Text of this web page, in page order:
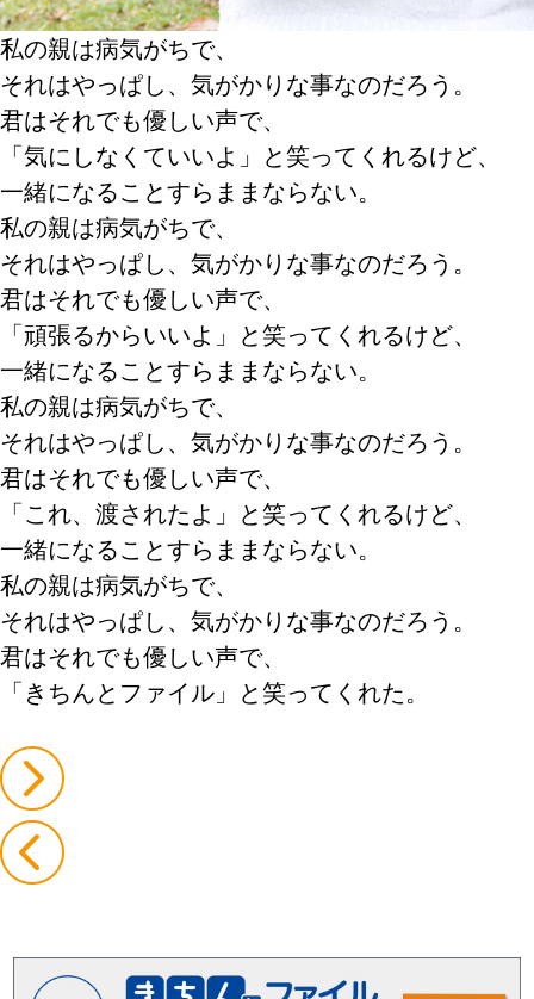
私の親は病気がちで、
それはやっぱし、気がかりな事なのだろう。
君はそれでも優しい声で、
「気にしなくていいよ」と笑ってくれるけど、
一緒になることすらままならない。
私の親は病気がちで、
それはやっぱし、気がかりな事なのだろう。
君はそれでも優しい声で、
「頑張るからいいよ」と笑ってくれるけど、
一緒になることすらままならない。
私の親は病気がちで、
それはやっぱし、気がかりな事なのだろう。
君はそれでも優しい声で、
「これ、渡されたよ」と笑ってくれるけど、
一緒になることすらままならない。
私の親は病気がちで、
それはやっぱし、気がかりな事なのだろう。
君はそれでも優しい声で、
「きちんとファイル」と笑ってくれた。